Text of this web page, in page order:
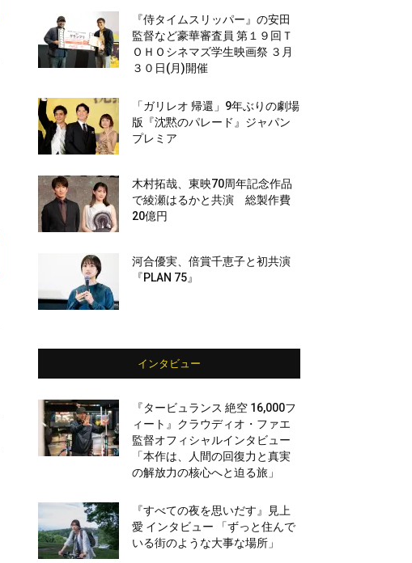
『侍タイムスリッパー』の安田
監督など豪華審査員 第１９回Ｔ
ＯＨＯシネマズ学生映画祭 ３月
３０日(月)開催
「ガリレオ 帰還」9年ぶりの劇場
版『沈黙のパレード』ジャパン
プレミア
木村拓哉、東映70周年記念作品
で綾瀬はるかと共演 総製作費
20億円
河合優実、倍賞千恵子と初共演
『PLAN 75』
インタビュー
『タービュランス 絶空 16,000フ
ィート』クラウディオ・ファエ
監督オフィシャルインタビュー
「本作は、人間の回復力と真実
の解放力の核心へと迫る旅」
『すべての夜を思いだす』見上
愛 インタビュー 「ずっと住んで
いる街のような大事な場所」